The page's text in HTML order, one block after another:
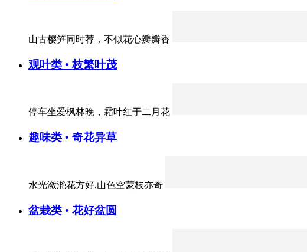
山古樱笋同时荐，不似花心瓣瓣香
观叶类 • 枝繁叶茂
停车坐爱枫林晚，霜叶红于二月花
趣味类 • 奇花异草
水光潋滟花方好,山色空蒙枝亦奇
盆栽类 • 花好盆圆